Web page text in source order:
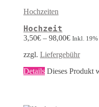
Hochzeiten
Hochzeit
3,50€ – 98,00€ Inkl.
zzgl. Liefergebühr
Details Dieses Produkt